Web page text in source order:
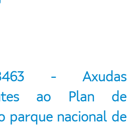
- Axudas
ao Plan de
parque nacional de